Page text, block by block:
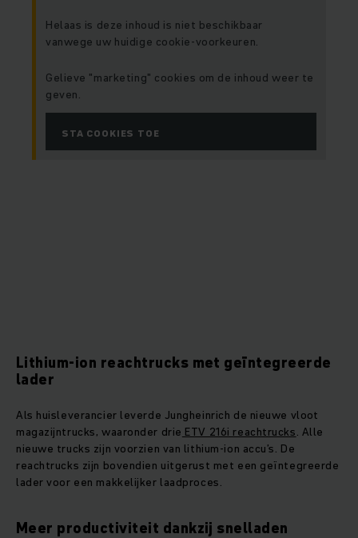
Helaas is deze inhoud is niet beschikbaar
vanwege uw huidige cookie-voorkeuren.
Gelieve "marketing" cookies om de inhoud weer te
geven.
STA COOKIES TOE
Lithium-ion reachtrucks met geïntegreerde
lader
Als huisleverancier leverde Jungheinrich de nieuwe vloot
magazijntrucks, waaronder drie ETV 216i reachtrucks. Alle
nieuwe trucks zijn voorzien van lithium-ion accu’s. De
reachtrucks zijn bovendien uitgerust met een geïntegreerde
lader voor een makkelijker laadproces.
Meer productiviteit dankzij snelladen